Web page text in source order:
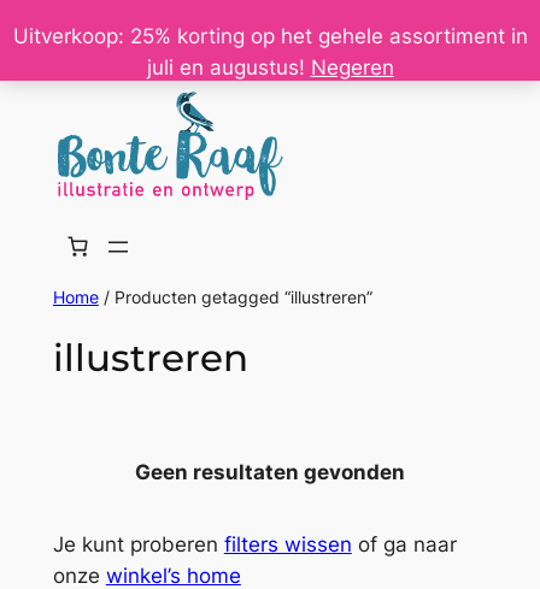
Uitverkoop: 25% korting op het gehele assortiment in
juli en augustus! Negeren
Ga
de
Home/ Producten getagged “illustreren”
illustreren
Geen resultaten gevonden
Je kunt proberen filters wissen of ga naar
onze winkel’s home